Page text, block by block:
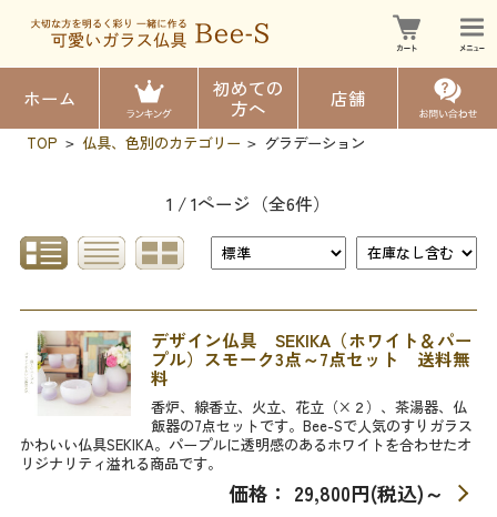
ホーム
初めての
方へ
店舗
TOP > 仏具、色別のカテゴリー > グラデーション
1 / 1ページ （全6件）
デザイン仏具 SEKIKA（ホワイト＆パー
プル）スモーク3点～7点セット 送料無
料
香炉、線香立、火立、花立（×２）、茶湯器、仏
飯器の7点セットです。Bee-Sで人気のすりガラス
かわいい仏具SEKIKA。パープルに透明感のあるホワイトを合わせたオ
リジナリティ溢れる商品です。
価格： 29,800円(税込)～